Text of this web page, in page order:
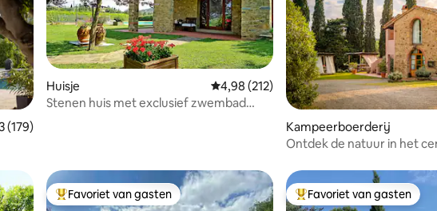
beoordeling van 4,93 uit 5, 179 recensies
(179)
Huisje Gemiddelde beoordeling van 4,98 uit 5,
4,98 (212)
Stenen huis met exclusief zwembad
Kampeerboerderij
Ontdek de natuur in het
Topfavoriet van gasten
Favoriet van gasten Topfavoriet van gasten
Favoriet van gasten